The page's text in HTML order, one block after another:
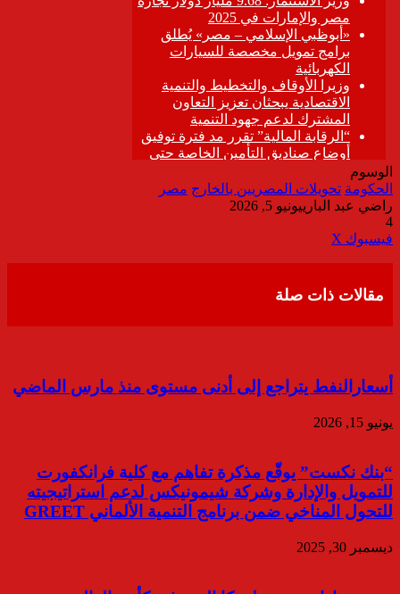
الوسوم
الحكومة تحويلات المصريين بالخارج مصر
راضي عبد البارييونيو 5, 2026
4
فيسبوك ‫X
مقالات ذات صلة
أسعارالنفط يتراجع إلى أدنى مستوى منذ مارس الماضي
يونيو 15, 2026
“بنك نكست” يوقّع مذكرة تفاهم مع كلية فرانكفورت
للتمويل والإدارة وشركة شيمونيكس لدعم استراتيجيته
للتحول المناخي ضمن برنامج التنمية الألماني GREET
ديسمبر 30, 2025